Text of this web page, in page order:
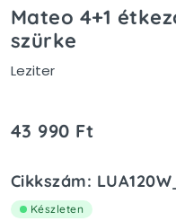
Mateo 4+1
szürke
Leziter
43 990 Ft
Cikkszám:
Készleten